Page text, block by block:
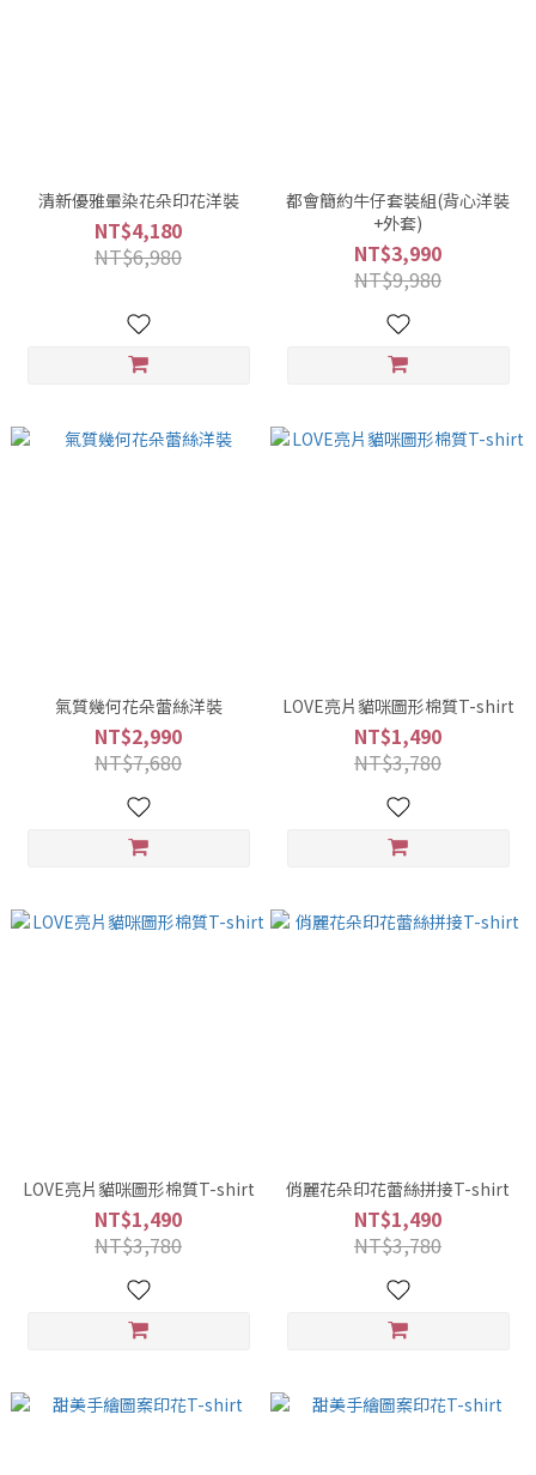
清新優雅暈染花朵印花洋裝
NT$4,180
NT$6,980
都會簡約牛仔套裝組(背心洋裝
+外套)
NT$3,990
NT$9,980
氣質幾何花朵蕾絲洋裝
NT$2,990
NT$7,680
LOVE亮片貓咪圖形棉質T-shirt
NT$1,490
NT$3,780
LOVE亮片貓咪圖形棉質T-shirt
NT$1,490
NT$3,780
俏麗花朵印花蕾絲拼接T-shirt
NT$1,490
NT$3,780